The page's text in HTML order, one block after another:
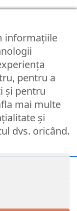
rezervate. ™
informațiile
pentru a
și pentru
mai multe
și
dvs. oricând.